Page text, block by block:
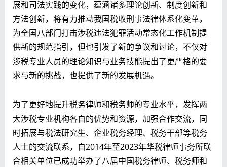
展和司法实践的变化，蕴涵诸多理论创新、制度创新和
方法创新，将有力推动我国税收刑事法律体系化变革，
为全国八部门打击涉税违法犯罪活动常态化工作机制提
供新的规范指引，但也引发了新的争议和讨论，不仅对
涉税专业人员的理论知识与业务技能提出了更严格的要
求与新的挑战，也提供了新的发展机遇。
为了更好地提升税务律师和税务师的专业水平，发挥两
大涉税专业机构各自的优势和资源，加强合作交流，同
时拓展与税法研究生、企业税务经理、税务干部等税务
人士的交流联系，自2014年至2023年华税律师事务所联
合相关单位已成功举办了八届中国税务律师、税务师和